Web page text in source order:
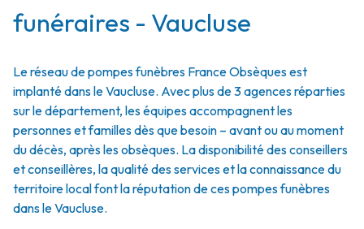
funéraires - Vaucluse
Le réseau de pompes funèbres France Obsèques est
implanté dans le Vaucluse. Avec plus de 3 agences réparties
sur le département, les équipes accompagnent les
personnes et familles dès que besoin – avant ou au moment
du décès, après les obsèques. La disponibilité des conseillers
et conseillères, la qualité des services et la connaissance du
territoire local font la réputation de ces pompes funèbres
dans le Vaucluse.